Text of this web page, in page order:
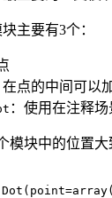
主要有3个：
在点的中间可以
：使用在注释
模块中的位置